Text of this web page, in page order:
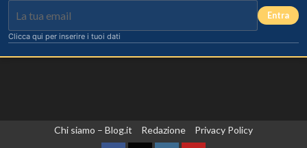
Chi siamo – Blog.it Redazione Privacy Policy
Entra
Clicca qui per inserire i tuoi dati